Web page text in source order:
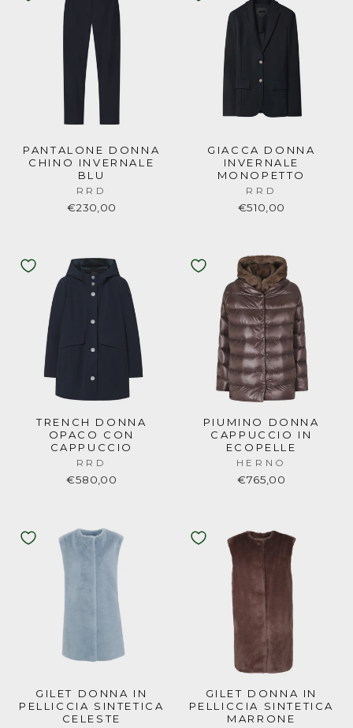
PANTALONE DONNA
CHINO INVERNALE
BLU
RRD
€230,00
GIACCA DONNA
INVERNALE
MONOPETTO
RRD
€510,00
TRENCH DONNA
OPACO CON
CAPPUCCIO
RRD
€580,00
PIUMINO DONNA
CAPPUCCIO IN
ECOPELLE
HERNO
€765,00
GILET DONNA IN
PELLICCIA SINTETICA
CELESTE
GILET DONNA IN
PELLICCIA SINTETICA
MARRONE